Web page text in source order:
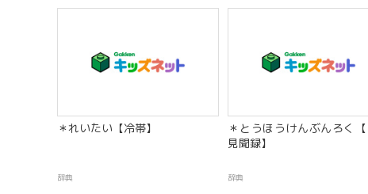
＊れいたい【冷帯】
辞典
＊とうほうけんぶんろく
見聞録】
辞典